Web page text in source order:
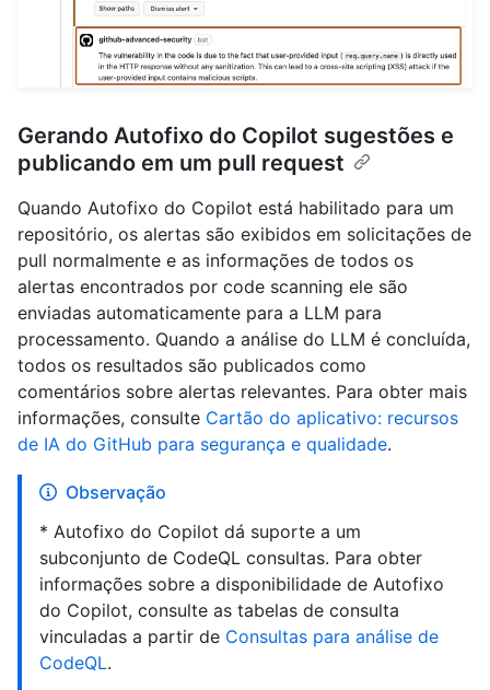
Gerando Autofixo do Copilot sugestões e
publicando em um pull request
Quando Autofixo do Copilot está habilitado para um
repositório, os alertas são exibidos em solicitações de
pull normalmente e as informações de todos os
alertas encontrados por code scanning ele são
enviadas automaticamente para a LLM para
processamento. Quando a análise do LLM é concluída,
todos os resultados são publicados como
comentários sobre alertas relevantes. Para obter mais
informações, consulte Cartão do aplicativo: recursos
de IA do GitHub para segurança e qualidade.
Observação
* Autofixo do Copilot dá suporte a um
subconjunto de CodeQL consultas. Para obter
informações sobre a disponibilidade de Autofixo
do Copilot, consulte as tabelas de consulta
vinculadas a partir de Consultas para análise de
CodeQL.